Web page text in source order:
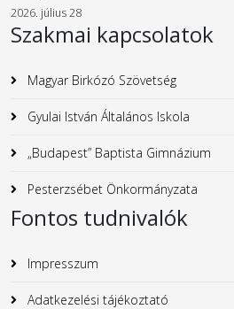
2026. július 28
Szakmai kapcsolatok
Magyar Birkózó Szövetség
Gyulai István Általános Iskola
„Budapest” Baptista Gimnázium
Pesterzsébet Önkormányzata
Fontos tudnivalók
Impresszum
Adatkezelési tájékoztató